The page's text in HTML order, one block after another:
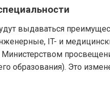
выдаваться
IT- и
образования). Это